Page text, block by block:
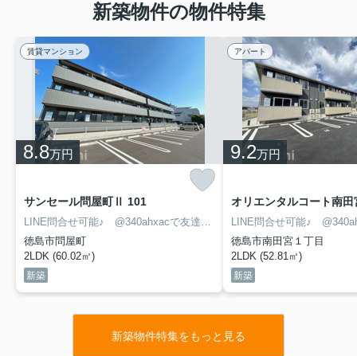
新築物件の物件特集
賃貸マンション
8.8万円
サンセール問屋町Ⅱ 101
LINE問合せ可能♪ @340ahxacで友達検索して下さい
徳島市問屋町
2LDK (60.02㎡)
新築
アパート
9.2万円
オリエンタルコート南田
徳島市南田宮１丁目
2LDK (52.81㎡)
新築
新築物件特集をもっと見る